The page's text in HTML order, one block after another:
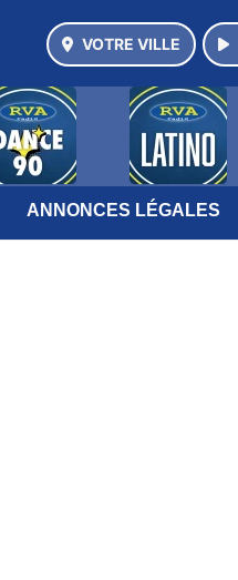
VOTRE VILLE
ANNONCES LÉGALES